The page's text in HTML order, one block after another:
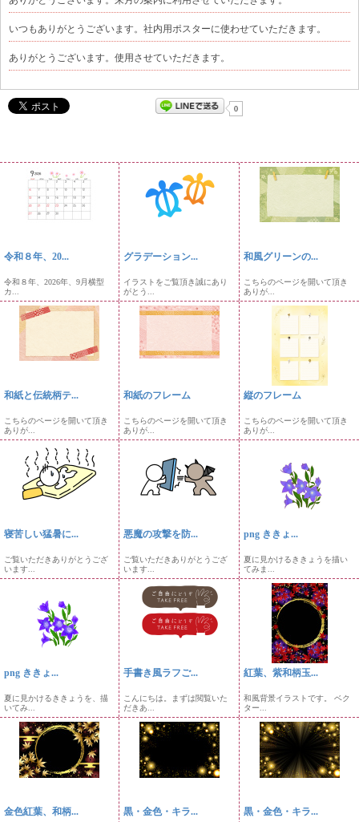
いつもありがとうございます。社内用ポスターに使わせていただきます。
ありがとうございます。使用させていただきます。
0
令和８年、20...
令和８年、2026年、9月横型
カ...
グラデーション...
イラストをご覧頂き誠にあり
がとう...
和風グリーンの...
こちらのページを開いて頂き
ありが...
和紙と伝統柄テ...
こちらのページを開いて頂き
ありが...
和紙のフレーム
こちらのページを開いて頂き
ありが...
縦のフレーム
こちらのページを開いて頂き
ありが...
寝苦しい猛暑に...
ご覧いただきありがとうござ
います...
悪魔の攻撃を防...
ご覧いただきありがとうござ
います...
png ききょ...
夏に見かけるききょうを描い
てみま...
png ききょ...
夏に見かけるききょうを、描
いてみ...
手書き風ラフご...
こんにちは。まずは閲覧いた
だきあ...
紅葉、紫和柄玉...
和風背景イラストです。 ベク
ター...
金色紅葉、和柄... 黒・金色・キラ... 黒・金色・キラ...